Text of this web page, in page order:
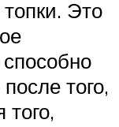
Это
того,
того,